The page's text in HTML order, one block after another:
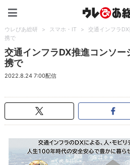
ウレぴあ総研 > スマホ・IT >
交通インフラ
携で
交通インフラDX推進コンソー
携で
2022.8.24 7:00配信